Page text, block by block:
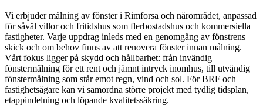
Vi erbjuder målning av fönster i Rimforsa och närområdet, anpassad
för såväl villor och fritidshus som flerbostadshus och kommersiella
fastigheter. Varje uppdrag inleds med en genomgång av fönstrens
skick och om behov finns av att renovera fönster innan målning.
Vårt fokus ligger på skydd och hållbarhet: från invändig
fönstermålning för ett rent och jämnt intryck inomhus, till utvändig
fönstermålning som står emot regn, vind och sol. För BRF och
fastighetsägare kan vi samordna större projekt med tydlig tidsplan,
etappindelning och löpande kvalitetssäkring.